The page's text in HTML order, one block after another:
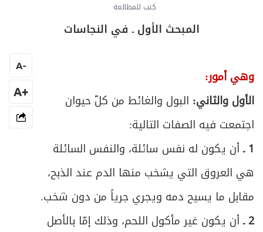
كتب للمطالعة
المبحث الأول ـ في النجاسات
وهي أمور:
الأول والثاني: البول والغائط من كلّ حيوان
اجتمعت فيه الصفات التالية:
1 ـ أن يكون له نفس سائلة، والنفس السائلة
هي العروق التي يشخب منها الدم عند الذبح،
مقابل ما يسيح دمه ويجري جرياً من دون شخب.
2 ـ أن يكون غير مأكول اللحم، وذلك إمّا بالأصل
-
A
+A
ص
71 الخامس ـ الانقلاب
ص
72 السادس ـ ذهاب الثلثين في العصير العنبي
73 السابع ـ الانتقال
ص
74 الثامن ـ الغَيْبَة
ص
75 التاسع ـ التبعية